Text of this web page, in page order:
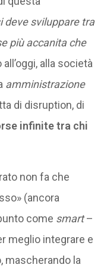
deve sviluppare tra
più accanita che
alla società
amministrazione
di disruption, di
infinite tra chi
non fa che
» (ancora
come smart–
meglio integrare e
mascherando la